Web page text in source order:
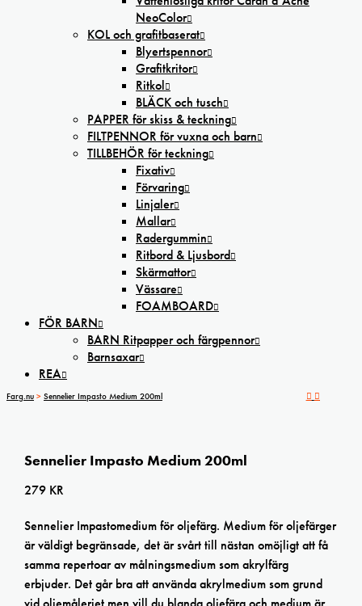
NeoColor
KOL och grafitbaserat
Blyertspennor
Grafitkritor
Ritkol
BLÄCK och tusch
PAPPER för skiss & teckning
FILTPENNOR för vuxna och barn
TILLBEHÖR för teckning
Fixativ
Förvaring
Linjaler
Mallar
Radergummin
Ritbord & Ljusbord
Skärmattor
Vässare
FOAMBOARD
FÖR BARN
BARN Ritpapper och färgpennor
Barnsaxar
REA
Farg.nu > Sennelier Impasto Medium 200ml
Sennelier Impasto Medium 200ml
279 KR
Sennelier Impastomedium för oljefärg. Medium för oljefärger
är väldigt begränsade, det är svårt till nästan omöjligt att få
samma repertoar av målningsmedium som akrylfärg
erbjuder. Det går bra att använda akrylmedium som grund